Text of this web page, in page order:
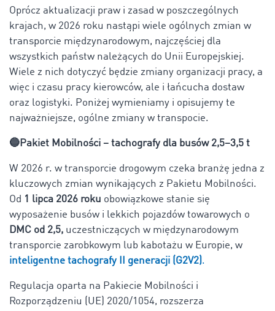
Oprócz aktualizacji praw i zasad w poszczególnych
krajach, w 2026 roku nastąpi wiele ogólnych zmian w
transporcie międzynarodowym, najczęściej dla
wszystkich państw należących do Unii Europejskiej.
Wiele z nich dotyczyć będzie zmiany organizacji pracy, a
więc i czasu pracy kierowców, ale i łańcucha dostaw
oraz logistyki. Poniżej wymieniamy i opisujemy te
najważniejsze, ogólne zmiany w transpocie.
🔵Pakiet Mobilności – tachografy dla busów 2,5–3,5 t
W 2026 r. w transporcie drogowym czeka branżę jedna z
kluczowych zmian wynikających z Pakietu Mobilności.
Od 1 lipca 2026 roku obowiązkowe stanie się
wyposażenie busów i lekkich pojazdów towarowych o
DMC od 2,5, uczestniczących w międzynarodowym
transporcie zarobkowym lub kabotażu w Europie, w
inteligentne tachografy II generacji (G2V2).
Regulacja oparta na Pakiecie Mobilności i
Rozporządzeniu (UE) 2020/1054, rozszerza